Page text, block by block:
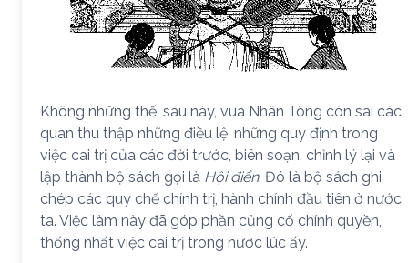
Không những thế, sau này, vua Nhân Tông còn sai các
quan thu thập những điều lệ, những quy định trong
việc cai trị của các đời trước, biên soạn, chỉnh lý lại và
lập thành bộ sách gọi là Hội điển. Đó là bộ sách ghi
chép các quy chế chính trị, hành chính đầu tiên ở nước
ta. Việc làm này đã góp phần củng cố chính quyền,
thống nhất việc cai trị trong nước lúc ấy.